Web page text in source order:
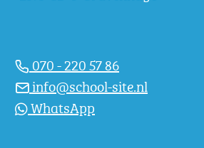
070 - 220 57 86
info@school-site.nl
WhatsApp